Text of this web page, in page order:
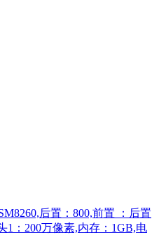
后置：800,前置 ：后置
1：200万像素,内存：1GB,电